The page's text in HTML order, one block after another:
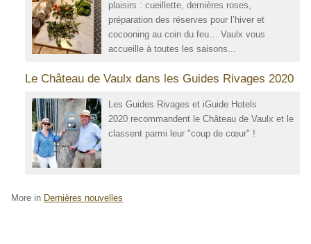
plaisirs : cueillette, dernières roses,
préparation des réserves pour l’hiver et
cocooning au coin du feu… Vaulx vous
accueille à toutes les saisons...
Le Château de Vaulx dans les Guides Rivages 2020
Les Guides Rivages et iGuide Hotels
2020 recommandent le Château de Vaulx et le
classent parmi leur "coup de cœur" !
More in Dernières nouvelles